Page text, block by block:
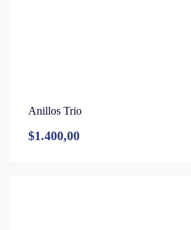
Anillos Trio
$1.400,00